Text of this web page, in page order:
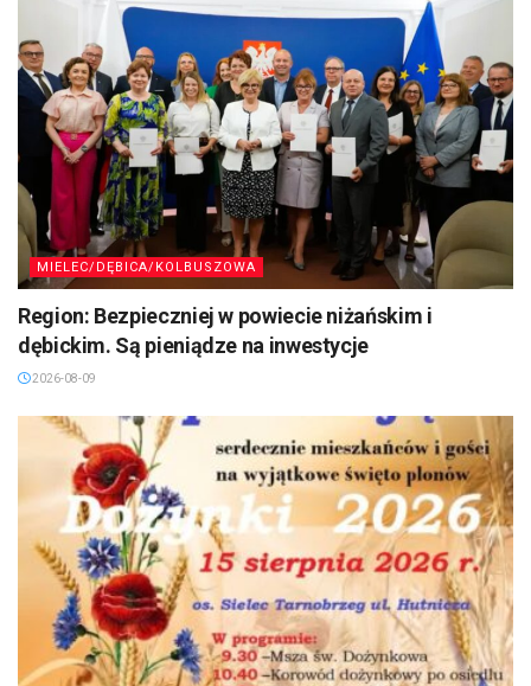
MIELEC/DĘBICA/KOLBUSZOWA
Region: Bezpieczniej w powiecie niżańskim i
dębickim. Są pieniądze na inwestycje
2026-08-09